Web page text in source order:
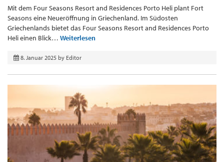
Mit dem Four Seasons Resort and Residences Porto Heli plant Fort
Seasons eine Neueröffnung in Griechenland. Im Südosten
Griechenlands bietet das Four Seasons Resort and Residences Porto
Heli einen Blick… Weiterlesen
8. Januar 2025 by Editor